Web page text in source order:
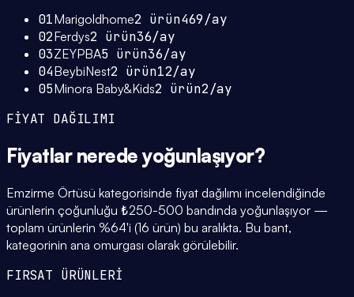
01Marigoldhome2 ürün469/ay
02Ferdys2 ürün36/ay
03ZEYPBA5 ürün36/ay
04BeybiNest2 ürün12/ay
05Minora Baby&Kids2 ürün2/ay
FİYAT DAĞILIMI
Fiyatlar nerede yoğunlaşıyor?
Emzirme Örtüsü kategorisinde fiyat dağılımı incelendiğinde
ürünlerin çoğunluğu ₺250-500 bandında yoğunlaşıyor —
toplam ürünlerin %64'i (16 ürün) bu aralıkta. Bu bant,
kategorinin ana omurgası olarak görülebilir.
FIRSAT ÜRÜNLERİ